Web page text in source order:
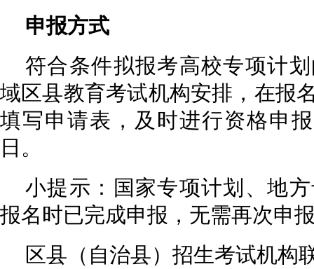
申报方式
符合条件拟报考高校专项计
域区县教育考试机构安排，在报
填写申请表，及时进行资格申
日。
小提示：国家专项计划、地
报名时已完成申报，无需再次申
区县（自治县）招生考试机构